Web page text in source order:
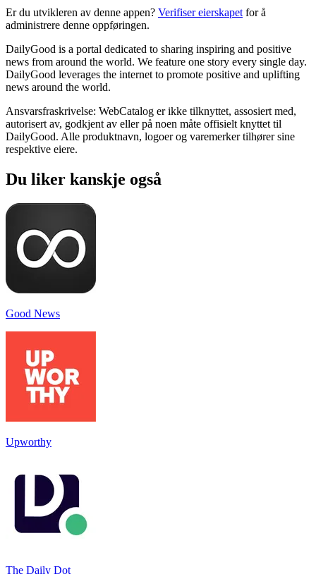
Er du utvikleren av denne appen? Verifiser eierskapet for å
administrere denne oppføringen.
DailyGood is a portal dedicated to sharing inspiring and positive
news from around the world. We feature one story every single day.
DailyGood leverages the internet to promote positive and uplifting
news around the world.
Ansvarsfraskrivelse: WebCatalog er ikke tilknyttet, assosiert med,
autorisert av, godkjent av eller på noen måte offisielt knyttet til
DailyGood. Alle produktnavn, logoer og varemerker tilhører sine
respektive eiere.
Du liker kanskje også
Good News
Upworthy
The Daily Dot